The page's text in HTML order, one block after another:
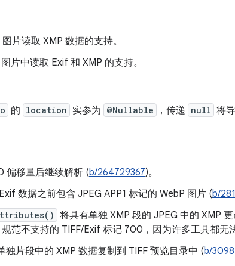
片读取 XMP 数据的支持。
片中读取 Exif 和 XMP 的支持。
的 location 实参为 @Nullable ，传递 null 将
偏移量后继续解析 (b/264729367)。
数据之前包含 JPEG APP1 标记的 WebP 图片 (b/
将具有单独 XMP 段的 JPEG 中的 XMP
范不支持的 TIFF/Exif 标记 700，因为许多工具都无
独片段中的 XMP 数据复制到 TIFF 预览目录中 (b/